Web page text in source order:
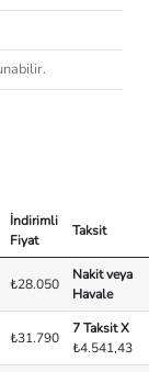
İndirimli
Fiyat
Taksit
₺28.050
Nakit veya
Havale
₺31.790
7 Taksit X
₺4.541,43